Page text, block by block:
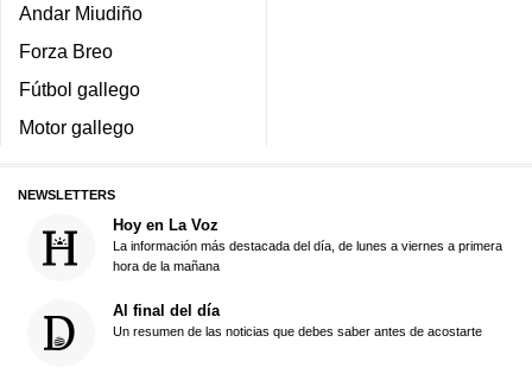
Andar Miudiño
Forza Breo
Fútbol gallego
Motor gallego
NEWSLETTERS
Hoy en La Voz
La información más destacada del día, de lunes a viernes a primera
hora de la mañana
Al final del día
Un resumen de las noticias que debes saber antes de acostarte